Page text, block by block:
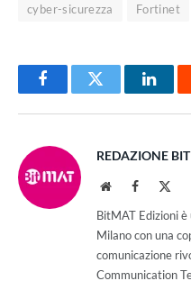
cyber-sicurezza Fortinet
FacebookTwitter
REDAZIONE
WebsiteFacebook
BitMAT Edizioni è
Milano con una
comunicazione
Communication